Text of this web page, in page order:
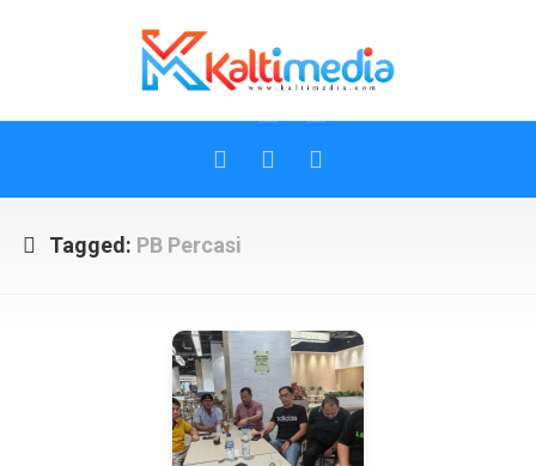
Tagged: PB Percasi